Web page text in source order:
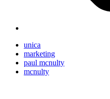
unica
marketing
paul mcnulty
mcnulty